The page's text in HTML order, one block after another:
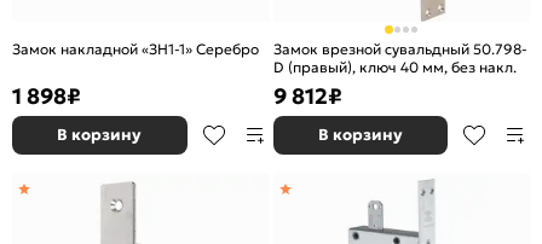
Замок накладной «ЗН1-1» Серебро
1 898₽
В корзину
Замок врезной сувальдный 50.798-
D (правый), ключ 40 мм, без накл.
9 812₽
В корзину